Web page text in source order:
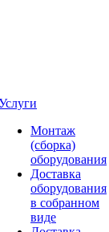
Монтаж
(сборка)
оборудования
Доставка
оборудования
в собранном
виде